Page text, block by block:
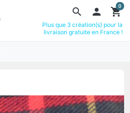
search  shopping_cart
0
Plus que 3 création(s) pour la
livraison gratuite en France !